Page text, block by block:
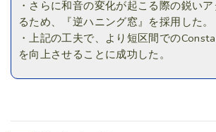
・さらに和音の変化が起こる際の鋭い
るため、『逆ハニング窓』を採用した。
・上記の工夫で、より短区間での
を向上させることに成功した。